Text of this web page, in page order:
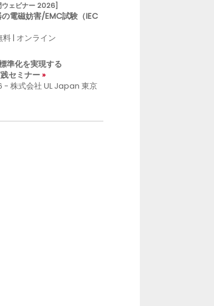
ウェビナー 2026]
電磁妨害/EMC試験（IEC
| オンライン
準化を実現する
セミナー
株式会社 UL Japan 東京